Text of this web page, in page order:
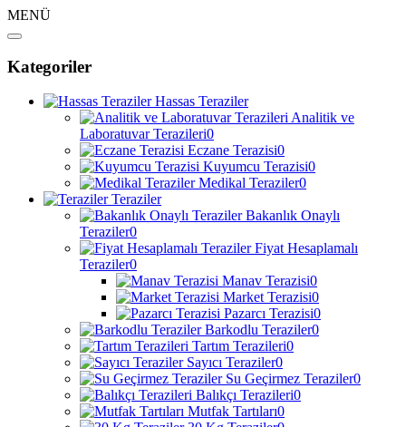
MENÜ
Kategoriler
Hassas Teraziler
Analitik ve
Laboratuvar Terazileri0
Eczane Terazisi0
Kuyumcu Terazisi0
Medikal Teraziler0
Teraziler
Bakanlık Onaylı
Teraziler0
Fiyat Hesaplamalı
Teraziler0
Manav Terazisi0
Market Terazisi0
Pazarcı Terazisi0
Barkodlu Teraziler0
Tartım Terazileri0
Sayıcı Teraziler0
Su Geçirmez Teraziler0
Balıkçı Terazileri0
Mutfak Tartıları0